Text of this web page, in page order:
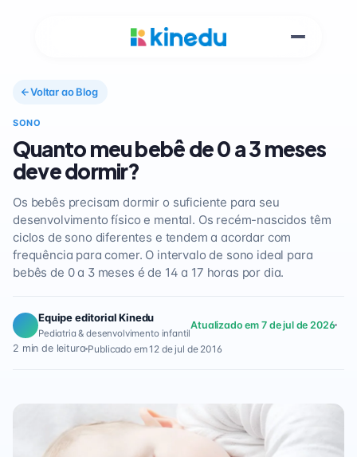
Voltar ao Blog
SONO
Quanto meu bebê de 0 a 3 meses
deve dormir?
Os bebês precisam dormir o suficiente para seu
desenvolvimento físico e mental. Os recém-nascidos têm
ciclos de sono diferentes e tendem a acordar com
frequência para comer. O intervalo de sono ideal para
bebês de 0 a 3 meses é de 14 a 17 horas por dia.
Equipe editorial Kinedu
Pediatria & desenvolvimento infantil
Atualizado em 7 de jul de 2026
2 min de leitura Publicado em 12 de jul de 2016